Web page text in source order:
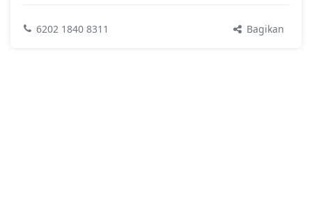
6202 1840 8311 Bagikan